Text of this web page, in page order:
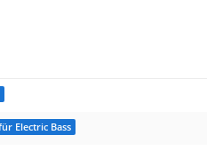
Electric Bass